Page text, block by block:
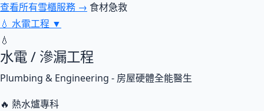
查看所有雪櫃服務 → 食材急救
💧 水電工程 ▼
💧
水電 / 滲漏工程
Plumbing & Engineering - 房屋硬體全能醫生
🔥 熱水爐專科